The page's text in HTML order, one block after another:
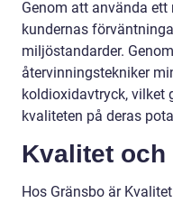
Genom att använda
kundernas
miljöstandarder.
återvinningstekniker
koldioxidavtryck, vilket
kvaliteten på deras
Kvalitet
Hos Gränsbo är